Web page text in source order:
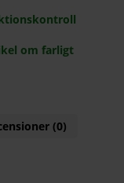
om farligt
(0)